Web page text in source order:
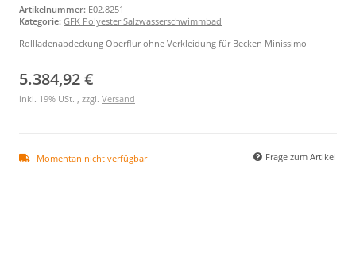
Artikelnummer: E02.8251
Kategorie: GFK Polyester Salzwasserschwimmbad
Rollladenabdeckung Oberflur ohne Verkleidung für Becken Minissimo
5.384,92 €
inkl. 19% USt. , zzgl. Versand
Momentan nicht verfügbar Frage zum Artikel